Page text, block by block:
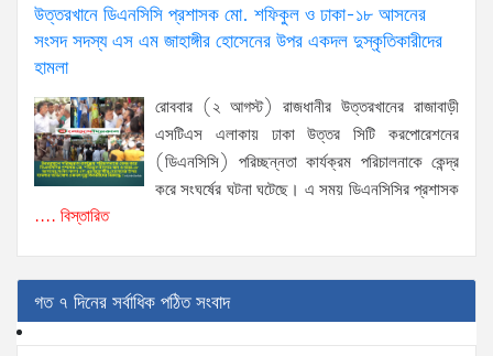
উত্তরখানে ডিএনসিসি প্রশাসক মো. শফিকুল ও ঢাকা-১৮ আসনের
সংসদ সদস্য এস এম জাহাঙ্গীর হোসেনের উপর একদল দুস্কৃতিকারীদের
হামলা
রোববার (২ আগস্ট) রাজধানীর উত্তরখানের রাজাবাড়ী
এসটিএস এলাকায় ঢাকা উত্তর সিটি করপোরেশনের
(ডিএনসিসি) পরিচ্ছন্নতা কার্যক্রম পরিচালনাকে কেন্দ্র
করে সংঘর্ষের ঘটনা ঘটেছে। এ সময় ডিএনসিসির প্রশাসক
.... বিস্তারিত
গত ৭ দিনের সর্বাধিক পঠিত সংবাদ